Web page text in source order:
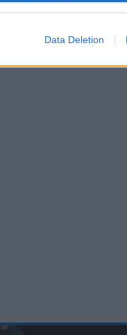
Data Deletion